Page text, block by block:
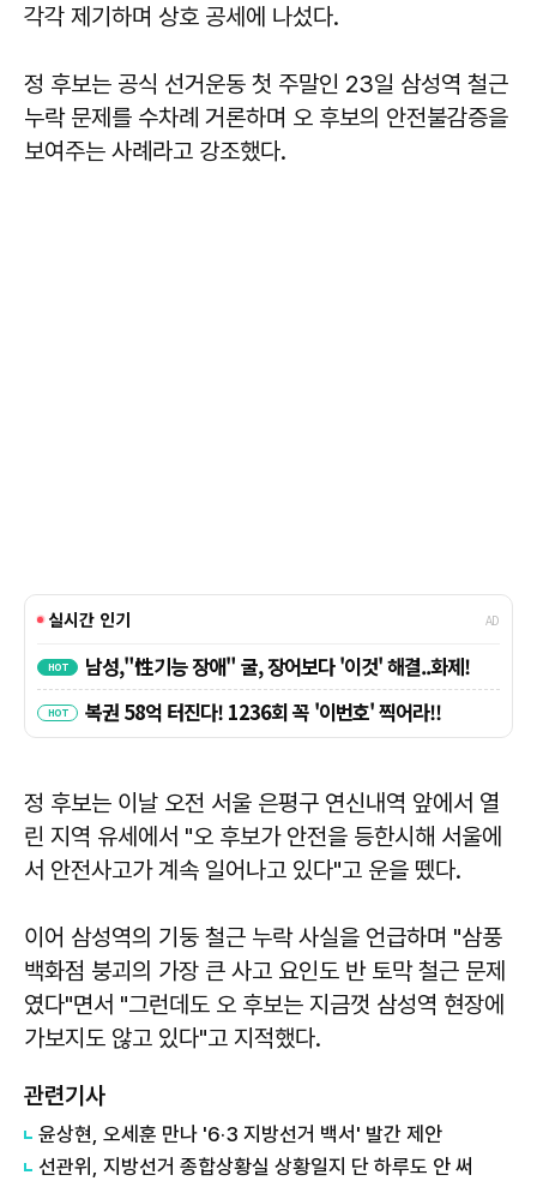
각각 제기하며 상호 공세에 나섰다.
정 후보는 공식 선거운동 첫 주말인 23일 삼성역 철근
누락 문제를 수차례 거론하며 오 후보의 안전불감증을
보여주는 사례라고 강조했다.
정 후보는 이날 오전 서울 은평구 연신내역 앞에서 열
린 지역 유세에서 "오 후보가 안전을 등한시해 서울에
서 안전사고가 계속 일어나고 있다"고 운을 뗐다.
이어 삼성역의 기둥 철근 누락 사실을 언급하며 "삼풍
백화점 붕괴의 가장 큰 사고 요인도 반 토막 철근 문제
였다"면서 "그런데도 오 후보는 지금껏 삼성역 현장에
가보지도 않고 있다"고 지적했다.
관련기사
윤상현, 오세훈 만나 '6·3 지방선거 백서' 발간 제안
선관위, 지방선거 종합상황실 상황일지 단 하루도 안 써